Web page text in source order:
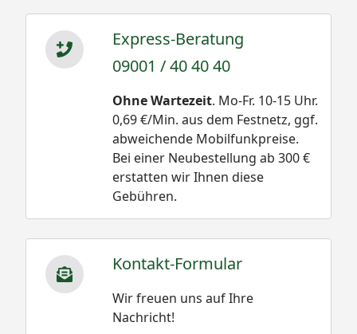
Express-Beratung
09001 / 40 40 40
Ohne Wartezeit. Mo-Fr. 10-15 Uhr.
0,69 €/Min. aus dem Festnetz, ggf.
abweichende Mobilfunkpreise.
Bei einer Neubestellung ab 300 €
erstatten wir Ihnen diese
Gebühren.
Kontakt-Formular
Wir freuen uns auf Ihre
Nachricht!